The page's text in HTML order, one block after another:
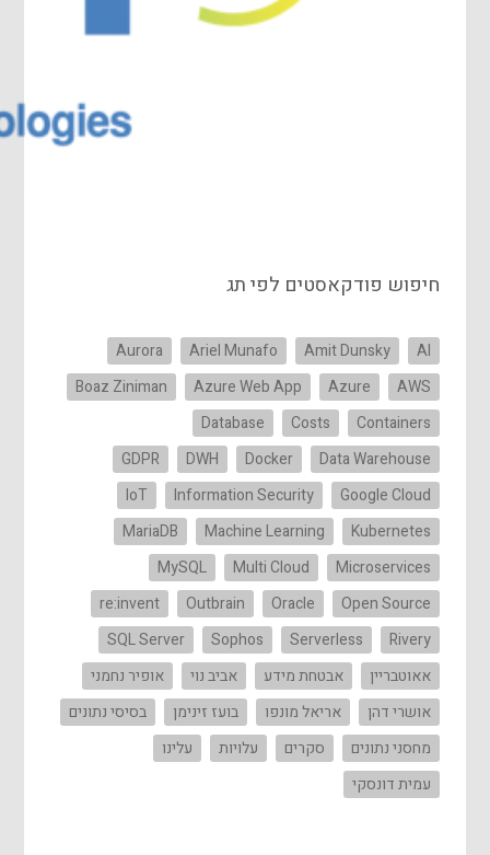
חיפוש פודקאסטים לפי תג
AI
Amit Dunsky
Ariel Munafo
Aurora
AWS
Azure
Azure Web App
Boaz Ziniman
Containers
Costs
Database
Data Warehouse
Docker
DWH
GDPR
Google Cloud
Information Security
IoT
Kubernetes
Machine Learning
MariaDB
Microservices
Multi Cloud
MySQL
Open Source
Oracle
Outbrain
re:invent
Rivery
Serverless
Sophos
SQL Server
אאוטבריין
אבטחת מידע אביב נוי
אופיר נחמני
אושרי דהן
אריאל מונפו בועז זינימן
בסיסי נתונים
מחסני נתונים
סקרים עלויות
עלינו
עמית דונסקי